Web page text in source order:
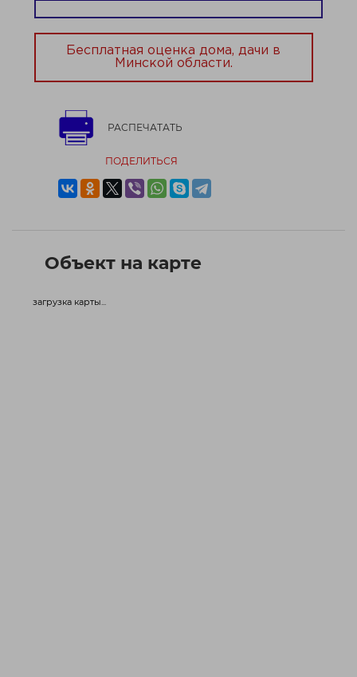
Бесплатная оценка дома, дачи в
Минской области.
РАСПЕЧАТАТЬ
ПОДЕЛИТЬСЯ
Объект на карте
загрузка карты...